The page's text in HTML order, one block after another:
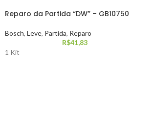
Reparo da Partida “DW” – GB10750
Bosch, Leve, Partida, Reparo
R$41,83
1 Kit